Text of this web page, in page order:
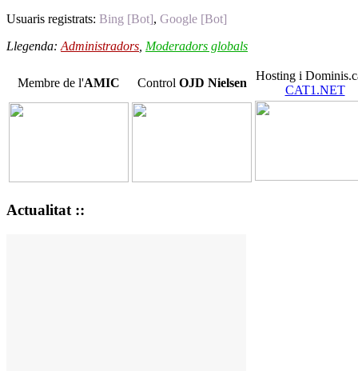
Usuaris registrats: Bing [Bot], Google [Bot]
Llegenda: Administradors Moderadors globals
Membre de l'AMIC Control OJD Nielsen
Hosting i
CAT1.NET
Actualitat ::